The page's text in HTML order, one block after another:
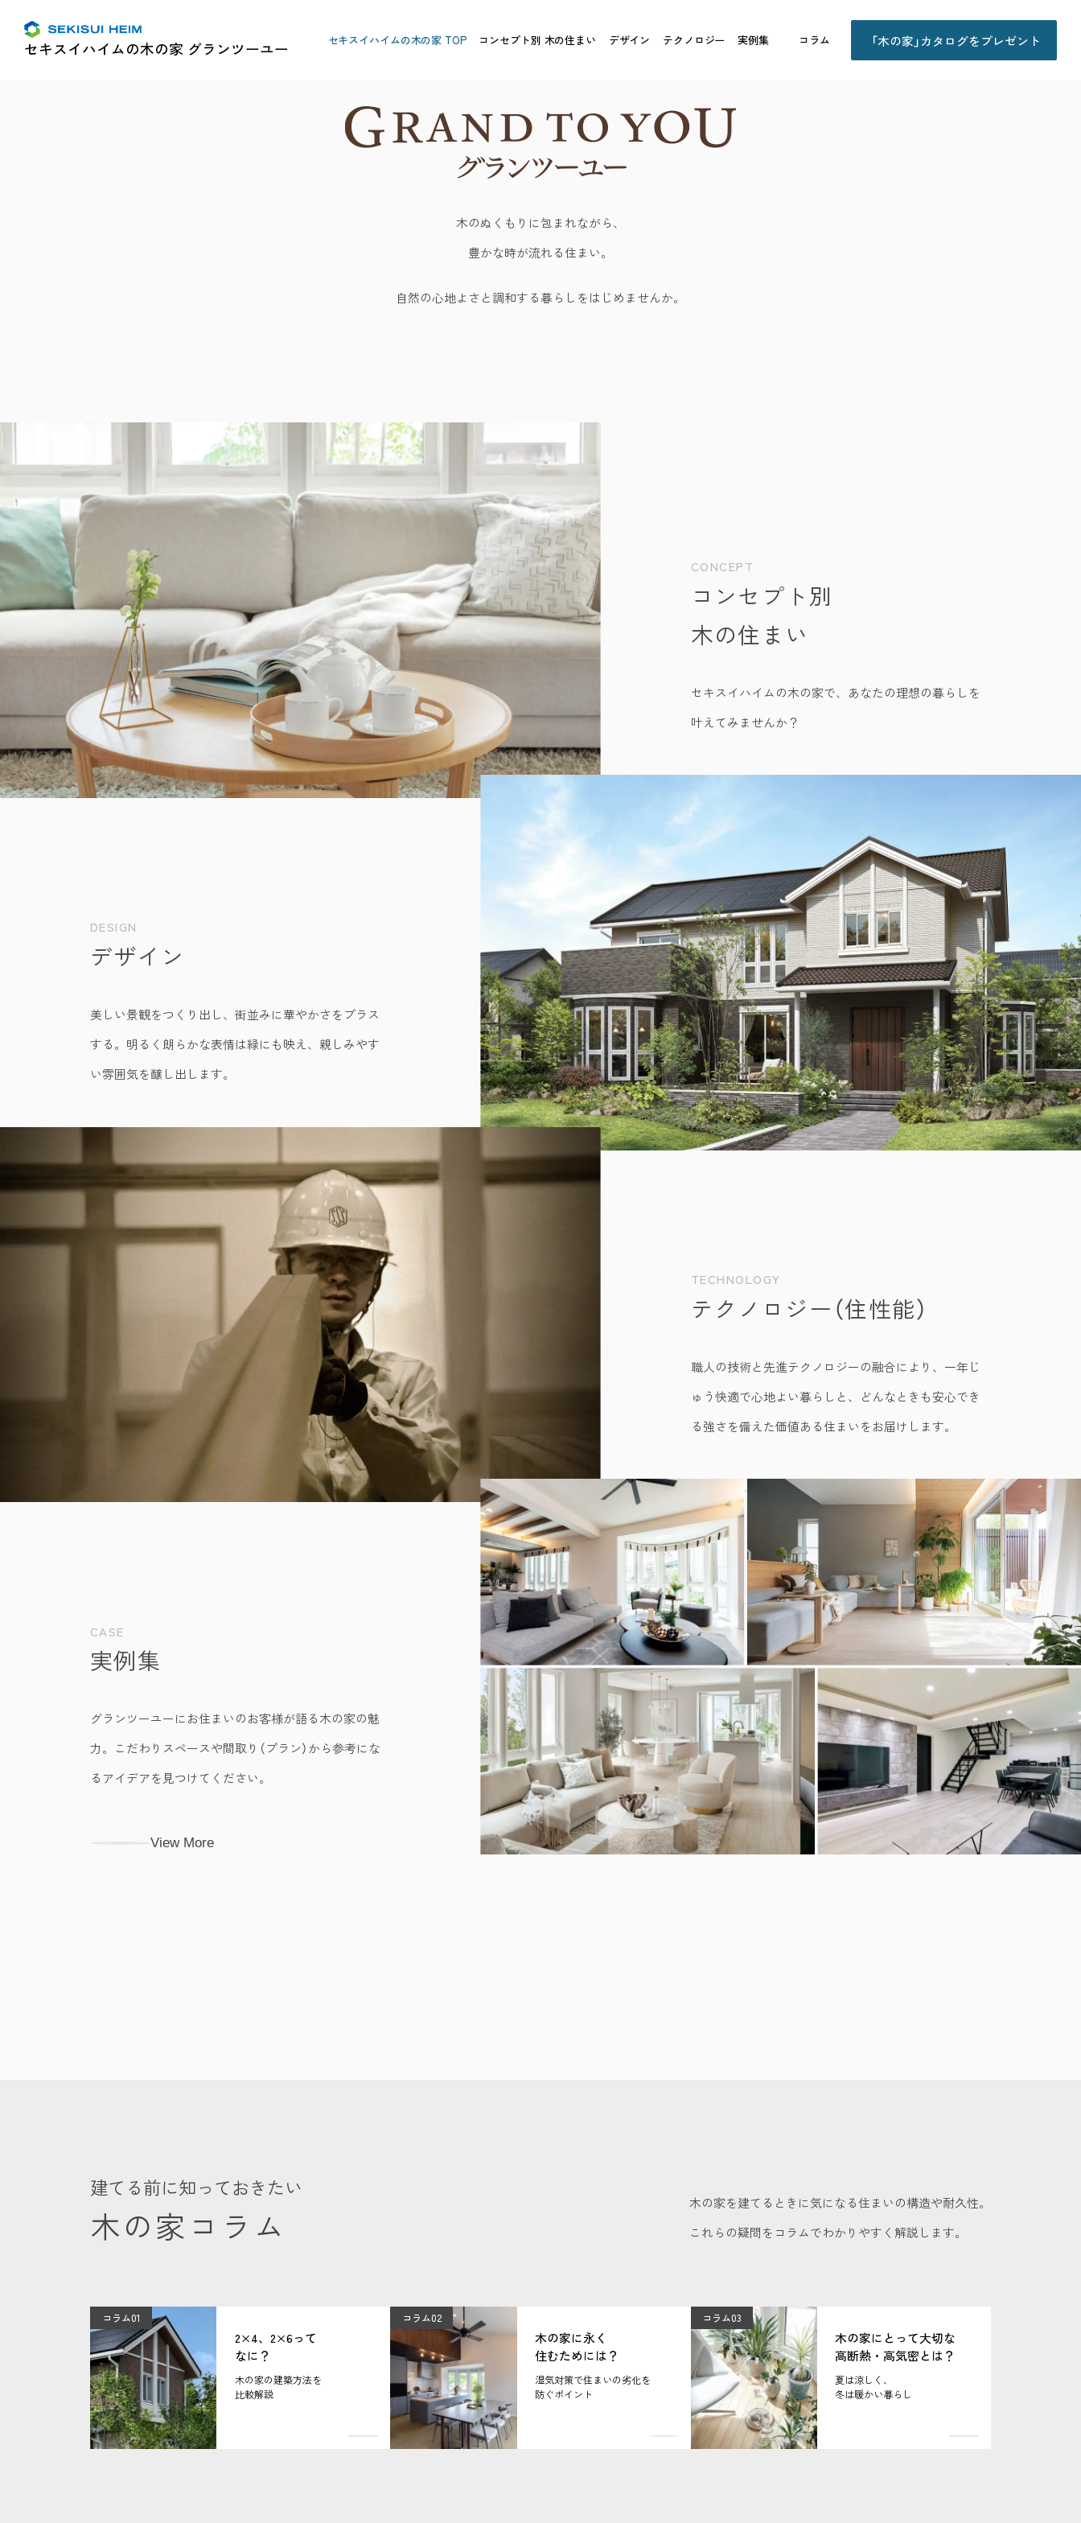
セキスイハイムの木の家 グランツーユー セキスイハイムの木の家 TOP コンセプト別 木の住まい デザイン テクノロジー 実例集 コラム 「木の家」カタログをプレゼント
木のぬくもりに包まれながら、
豊かな時が流れる住まい。
自然の心地よさと調和する暮らしをはじめませんか。
CONCEPT
コンセプト別
木の住まい
セキスイハイムの木の家で、あなたの理想の暮らしを
叶えてみませんか？
DESIGN
デザイン
美しい景観をつくり出し、街並みに華やかさをプラス
する。明るく朗らかな表情は緑にも映え、親しみやす
い雰囲気を醸し出します。
TECHNOLOGY
テクノロジー（住性能）
職人の技術と先進テクノロジーの融合により、一年じ
ゅう快適で心地よい暮らしと、どんなときも安心でき
る強さを備えた価値ある住まいをお届けします。
View More
CASE
実例集
グランツーユーにお住まいのお客様が語る木の家の魅
力。こだわりスペースや間取り（プラン）から参考にな
るアイデアを見つけてください。
View More
建てる前に知っておきたい
木の家コラム
木の家を建てるときに気になる住まいの構造や耐久性。
これらの疑問をコラムでわかりやすく解説します。
コラム01
2×4、2×6って
なに？
木の家の建築方法を
比較解説
コラム02
木の家に永く
住むためには？
湿気対策で住まいの劣化を
防ぐポイント
コラム03
木の家にとって大切な
高断熱・高気密とは？
夏は涼しく、
冬は暖かい暮らし